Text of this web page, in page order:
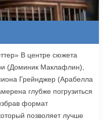
В центре сюжета
(Доминик Маклафлин),
Грейнджер (Арабелла
глубже погрузиться
формат
позволяет лучше